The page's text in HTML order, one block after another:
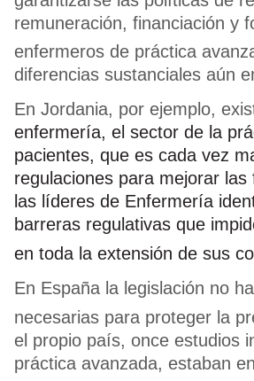
remuneración, financiación y
enfermeros de práctica
diferencias sustanciales aún
En Jordania, por ejemplo,
enfermería, el sector de la
pacientes, que es cada vez
regulaciones para mejorar
las líderes de Enfermería
barreras regulativas que
en toda la extensión de sus
En España la legislación no
necesarias para proteger la
el propio país, once estudios
práctica avanzada, estaban